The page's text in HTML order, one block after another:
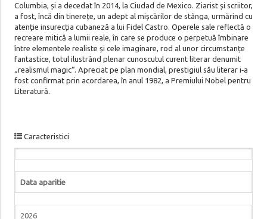
Columbia, și a decedat în 2014, la Ciudad de Mexico. Ziarist și scriitor,
a fost, încă din tinerețe, un adept al mișcărilor de stânga, urmărind cu
atenție insurecția cubaneză a lui Fidel Castro. Operele sale reflectă o
recreare mitică a lumii reale, în care se produce o perpetuă îmbinare
între elementele realiste și cele imaginare, rod al unor circumstanțe
fantastice, totul ilustrând plenar cunoscutul curent literar denumit
„realismul magic“. Apreciat pe plan mondial, prestigiul său literar i‑a
fost confirmat prin acordarea, în anul 1982, a Premiului Nobel pentru
Literatură.
Caracteristici
Data aparitie
2026